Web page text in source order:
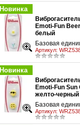
Новинка
Emoti-Fun
белый
Базовая
Артикул:
Новинка
Emoti-Fun Sun
желто-черный
Базовая
Артикул: